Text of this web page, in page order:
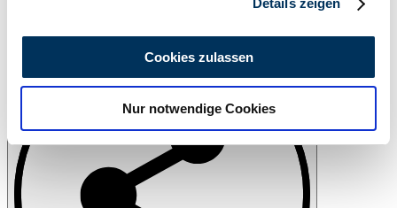
analysieren. Außerdem geben wir Informationen zu Ihrer
Verwendung unserer Website an unsere Partner für
soziale Medien, Werbung und Analysen weiter. Unsere
Partner führen diese Informationen möglicherweise mit
weiteren Daten zusammen, die Sie ihnen bereitgestellt
haben oder die sie im Rahmen Ihrer Nutzung der Dienste
Details zeigen
Cookies zulassen
Nur notwendige Cookies
Print